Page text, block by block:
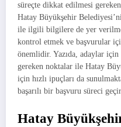
süreçte dikkat edilmesi
Hatay Büyükşehir
ile ilgili bilgilere de yer
kontrol etmek ve başvurular
önemlidir. Yazıda, adaylar
gereken noktalar ile Hatay
için hızlı ipuçları da
başarılı bir başvuru süreci
Hatay